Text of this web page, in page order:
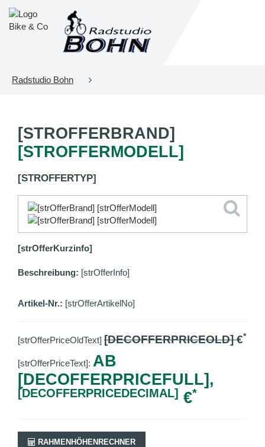
Radstudio Bohn
[STROFFERBRAND]
[STROFFERMODELL]
[STROFFERTYP]
[strOfferKurzinfo]
Beschreibung: [strOfferInfo]
Artikel-Nr.: [strOfferArtikelNo]
[strOfferPriceOldText] [DECOFFERPRICEOLD]€*
[strOfferPriceText]: AB
[DECOFFERPRICEFULL],
[DECOFFERPRICEDECIMAL] €*
RAHMENHÖHENRECHNER